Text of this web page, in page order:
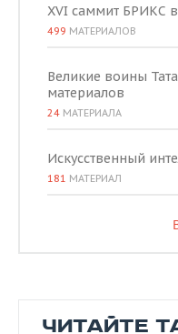
XVI саммит БРИКС
499 МАТЕРИАЛОВ
Великие воины
материалов
24 МАТЕРИАЛА
Искусственный
181 МАТЕРИАЛ
ЧИТАЙТЕ